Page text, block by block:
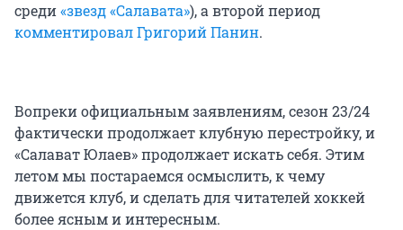
среди«звезд «Салавата»), а второй период
комментировал Григорий Панин.
Вопреки официальным заявлениям, сезон 23/24
фактически продолжает клубную перестройку, и
«Салават Юлаев» продолжает искать себя. Этим
летом мы постараемся осмыслить, к чему
движется клуб, и сделать для читателей хоккей
более ясным и интересным.